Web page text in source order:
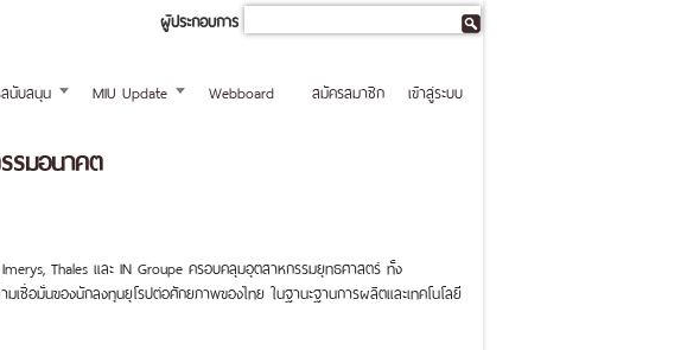
ผู้ประกอบการ
นับสนุน MIU Update Webboard เข้าสู่ระบบ
สมัครสมาชิก
รมอนาคต
Thales และ IN Groupe ครอบคลุมอุตสาหกรรมยุทธศาสตร์ ทั้ง
ชื่อมั่นของนักลงทุนยุโรปต่อศักยภาพของไทย ในฐานะฐานการผลิตและเทคโนโลยี